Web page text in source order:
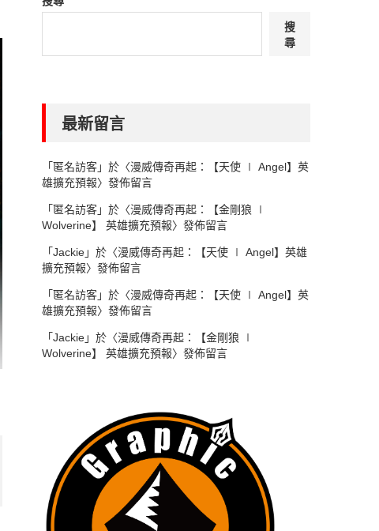
搜
尋
最新留言
「匿名訪客」於〈漫威傳奇再起：【天使 ∣ Angel】英
雄擴充預報〉發佈留言
「匿名訪客」於〈漫威傳奇再起：【金剛狼 ∣
Wolverine】 英雄擴充預報〉發佈留言
「Jackie」於〈漫威傳奇再起：【天使 ∣ Angel】英雄
擴充預報〉發佈留言
「匿名訪客」於〈漫威傳奇再起：【天使 ∣ Angel】英
雄擴充預報〉發佈留言
「Jackie」於〈漫威傳奇再起：【金剛狼 ∣
Wolverine】 英雄擴充預報〉發佈留言